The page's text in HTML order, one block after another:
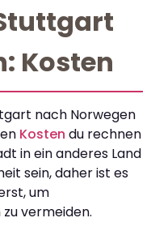
Kosten
nach Norwegen
Kosten du rechnen
in ein anderes Land
sein, daher ist es
um
vermeiden.